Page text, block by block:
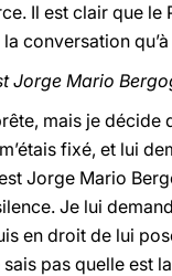
Il est clair que le
conversation qu’à
Jorge Mario
mais je décide
fixé, et lui
Jorge Mario
Je lui
en droit de lui
pas quelle est